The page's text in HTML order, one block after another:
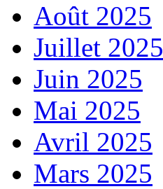
Août 2025
Juillet 2025
Juin 2025
Mai 2025
Avril 2025
Mars 2025